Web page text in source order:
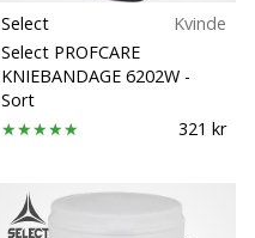
Select
Kvinde
Select PROFCARE
KNIEBANDAGE 6202W -
Sort
321 kr